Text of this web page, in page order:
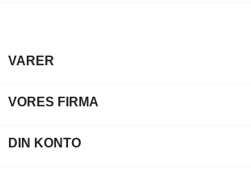
VARER
VORES FIRMA
DIN KONTO